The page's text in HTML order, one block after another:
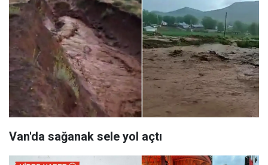
Van'da sağanak sele yol açtı